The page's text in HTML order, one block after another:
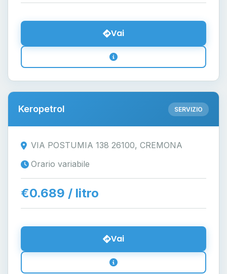
Vai
Keropetrol SERVIZIO
VIA POSTUMIA 138 26100, CREMONA
Orario variabile
€0.689 / litro
Vai